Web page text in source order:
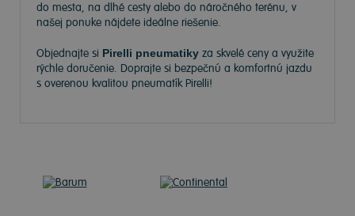
do mesta, na dlhé cesty alebo do náročného terénu, v
našej ponuke nájdete ideálne riešenie.
Objednajte si Pirelli pneumatiky za skvelé ceny a využite
rýchle doručenie. Doprajte si bezpečnú a komfortnú jazdu
s overenou kvalitou pneumatík Pirelli!